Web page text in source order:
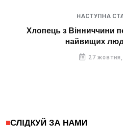
НАСТУПНА
Хлопець з Вінниччини
найвищих
27
СЛІДКУЙ ЗА НАМИ